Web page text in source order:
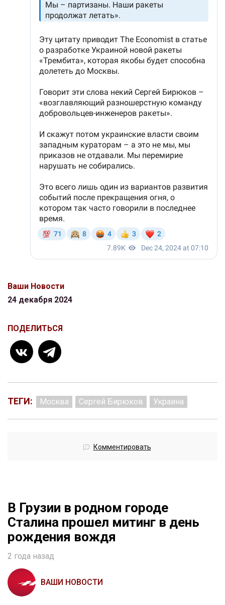
Ваши Новости
24 декабря 2024
ПОДЕЛИТЬСЯ
ТЕГИ: Москва Сергей Бирюков Украина
Комментировать
В Грузии в родном городе
Сталина прошел митинг в день
рождения вождя
2 года назад
ВАШИ НОВОСТИ